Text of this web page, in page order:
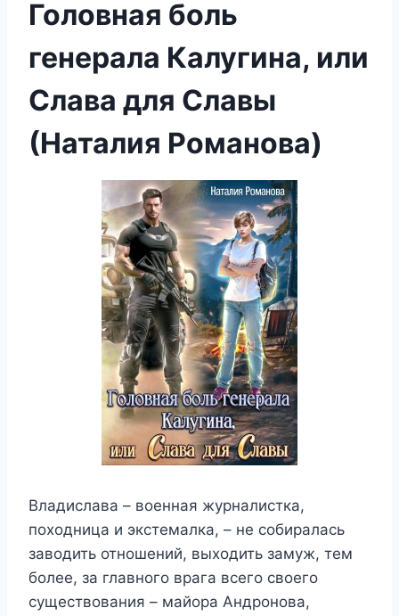
Головная боль
генерала Калугина, или
Слава для Славы
(Наталия Романова)
Владислава – военная журналистка,
походница и экстемалка, – не собиралась
заводить отношений, выходить замуж, тем
более, за главного врага всего своего
существования – майора Андронова,